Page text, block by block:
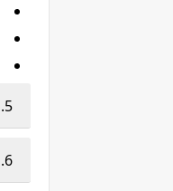
5. تسجيل الدخول أو إنشاء حساب جديد.
6. إتمام الدفع الإلكتروني: